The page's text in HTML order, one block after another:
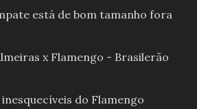
está de bom tamanho fora
x Flamengo - Brasilerão
do Flamengo